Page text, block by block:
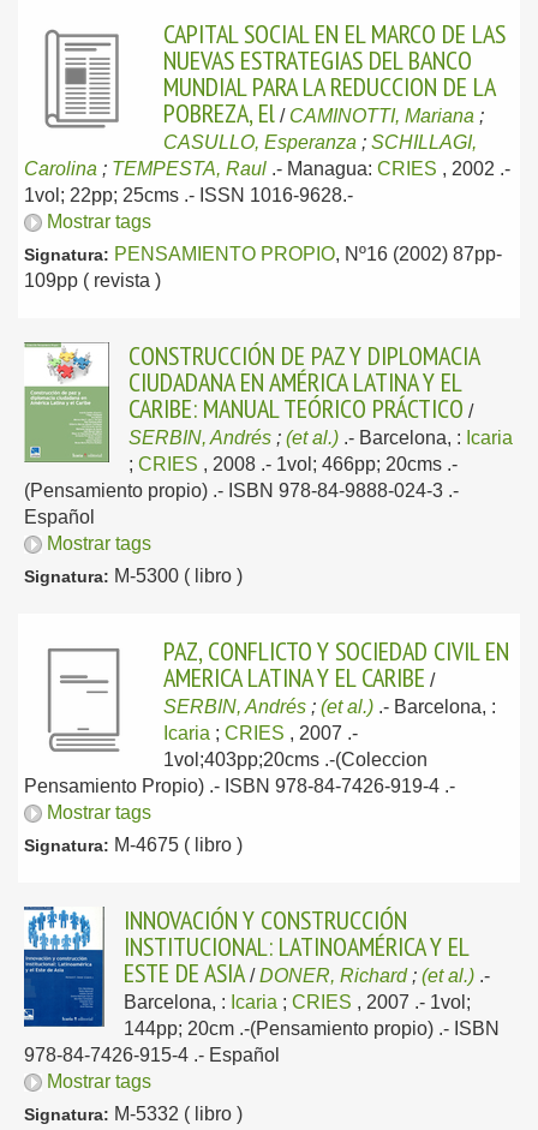
CAPITAL SOCIAL EN EL MARCO DE LAS
NUEVAS ESTRATEGIAS DEL BANCO
MUNDIAL PARA LA REDUCCION DE LA
POBREZA, El / CAMINOTTI, Mariana ;
CASULLO, Esperanza ; SCHILLAGI,
Carolina ; TEMPESTA, Raul .- Managua: CRIES , 2002 .-
1vol; 22pp; 25cms .- ISSN 1016-9628.-
Mostrar tags
Signatura: PENSAMIENTO PROPIO, Nº16 (2002) 87pp-
109pp ( revista )
CONSTRUCCIÓN DE PAZ Y DIPLOMACIA
CIUDADANA EN AMÉRICA LATINA Y EL
CARIBE: MANUAL TEÓRICO PRÁCTICO /
SERBIN, Andrés ; (et al.) .- Barcelona, : Icaria
; CRIES , 2008 .- 1vol; 466pp; 20cms .-
(Pensamiento propio) .- ISBN 978-84-9888-024-3 .-
Español
Mostrar tags
Signatura: M-5300 ( libro )
PAZ, CONFLICTO Y SOCIEDAD CIVIL EN
AMERICA LATINA Y EL CARIBE /
SERBIN, Andrés ; (et al.) .- Barcelona, :
Icaria ; CRIES , 2007 .-
1vol;403pp;20cms .-(Coleccion
Pensamiento Propio) .- ISBN 978-84-7426-919-4 .-
Mostrar tags
Signatura: M-4675 ( libro )
INNOVACIÓN Y CONSTRUCCIÓN
INSTITUCIONAL: LATINOAMÉRICA Y EL
ESTE DE ASIA /DONER, Richard; (et al.) .-
Barcelona, : Icaria ; CRIES , 2007 .- 1vol;
144pp; 20cm .-(Pensamiento propio) .- ISBN
978-84-7426-915-4 .- Español
Mostrar tags
Signatura: M-5332 ( libro )